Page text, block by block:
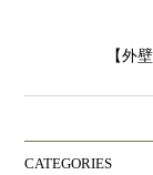
【外
CATEGORIES